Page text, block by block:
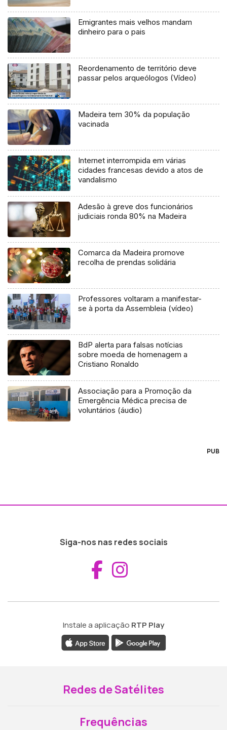
Emigrantes mais velhos mandam
dinheiro para o pais
Reordenamento de território deve
passar pelos arqueólogos (Vídeo)
Madeira tem 30% da população
vacinada
Internet interrompida em várias
cidades francesas devido a atos de
vandalismo
Adesão à greve dos funcionários
judiciais ronda 80% na Madeira
Comarca da Madeira promove
recolha de prendas solidária
Professores voltaram a manifestar-
se à porta da Assembleia (vídeo)
BdP alerta para falsas notícias
sobre moeda de homenagem a
Cristiano Ronaldo
Associação para a Promoção da
Emergência Médica precisa de
voluntários (áudio)
PUB
Siga-nos nas redes sociais
Aceder ao
Instale a aplicação RTP Play
Redes de Satélites
Frequências